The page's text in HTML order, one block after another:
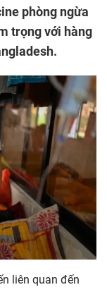
phòng ngừa
trọng với hàng
liên quan đến